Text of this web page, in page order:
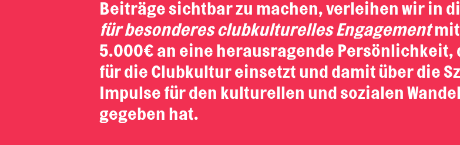
Beiträge sichtbar zu machen, verleihen wir in
für besonderes clubkulturelles Engagementmit
5.000€ an eine herausragende Persönlichkeit,
für die Clubkultur einsetzt und damit über die
Impulse für den kulturellen und sozialen
gegeben hat.